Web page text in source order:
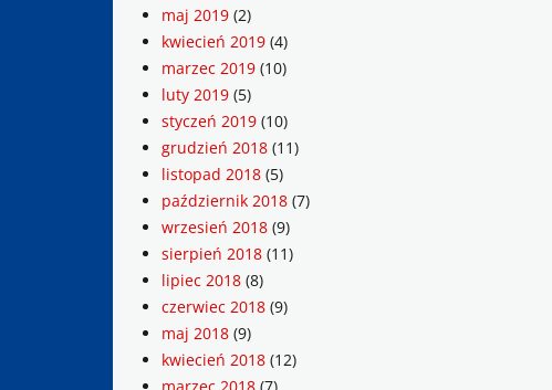
maj 2019 (2)
kwiecień 2019 (4)
marzec 2019 (10)
luty 2019 (5)
styczeń 2019 (10)
grudzień 2018 (11)
listopad 2018 (5)
październik 2018 (7)
wrzesień 2018 (9)
sierpień 2018 (11)
lipiec 2018 (8)
czerwiec 2018 (9)
maj 2018 (9)
kwiecień 2018 (12)